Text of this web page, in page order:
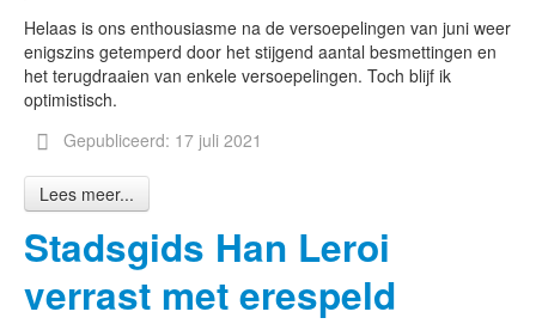
Helaas is ons enthousiasme na de versoepelingen van juni weer
enigszins getemperd door het stijgend aantal besmettingen en
het terugdraaien van enkele versoepelingen. Toch blijf ik
optimistisch.
Gepubliceerd: 17 juli 2021
Lees meer...
Stadsgids Han Leroi
verrast met erespeld